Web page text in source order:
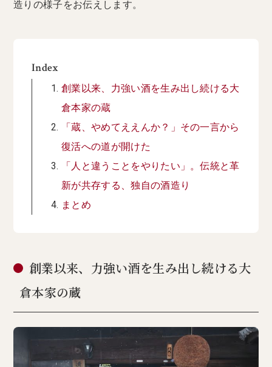
造りの様子をお伝えします。
Index
創業以来、力強い酒を生み出し続ける大
倉本家の蔵
「蔵、やめてええんか？」その一言から
復活への道が開けた
「人と違うことをやりたい」。伝統と革
新が共存する、独自の酒造り
まとめ
創業以来、力強い酒を生み出し続ける大
倉本家の蔵